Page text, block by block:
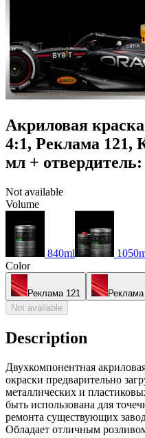
Акриловая
4:1, Реклама 121,
мл +
Not available
Volume
840ml
Color
Реклама 121
Not available
Description
Двухкомпонентная
окраски предварительно
металлических и
быть использована для
ремонта существующих
Обладает отличным